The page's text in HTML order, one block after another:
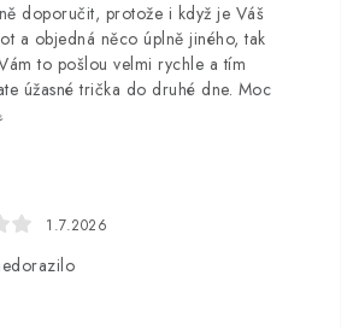
doporučit, protože i když je Váš
a objedná něco úplně jiného, tak
to pošlou velmi rychle a tím
úžasné trička do druhé dne. Moc
1.7.2026